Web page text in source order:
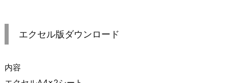
エクセル版ダウンロード
内容